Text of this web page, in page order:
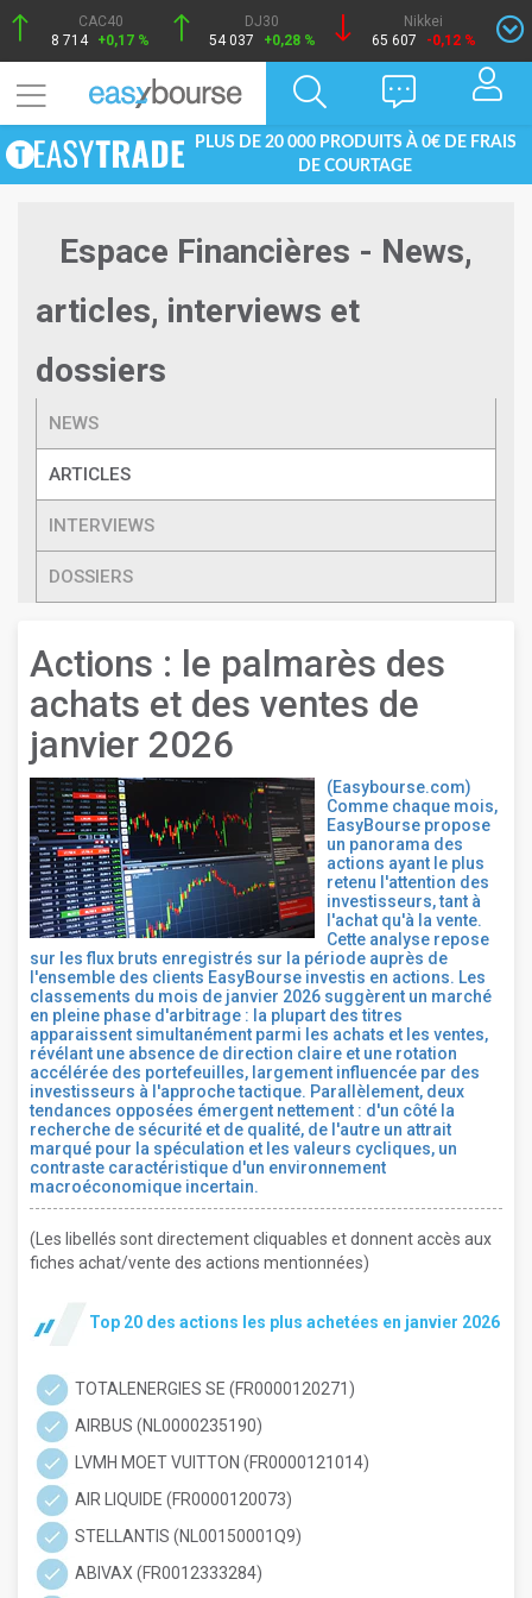
CAC40
8 714 +0,17 %
DJ30
54 037
+0,28 %
Nikkei
65 607
-0,12 %
PLUS DE 20 000 PRODUITS À 0€ DE FRAIS
DE COURTAGE
Espace Financières - News,
articles, interviews et
dossiers
NEWS
ARTICLES
INTERVIEWS
DOSSIERS
Actions : le palmarès des
achats et des ventes de
janvier 2026
(Easybourse.com)
Comme chaque mois,
EasyBourse propose
un panorama des
actions ayant le plus
retenu l'attention des
investisseurs, tant à
l'achat qu'à la vente.
Cette analyse repose
sur les flux bruts enregistrés sur la période auprès de
l'ensemble des clients EasyBourse investis en actions. Les
classements du mois de janvier 2026 suggèrent un marché
en pleine phase d'arbitrage : la plupart des titres
apparaissent simultanément parmi les achats et les ventes,
révélant une absence de direction claire et une rotation
accélérée des portefeuilles, largement influencée par des
investisseurs à l'approche tactique. Parallèlement, deux
tendances opposées émergent nettement : d'un côté la
recherche de sécurité et de qualité, de l'autre un attrait
marqué pour la spéculation et les valeurs cycliques, un
contraste caractéristique d'un environnement
macroéconomique incertain.
(Les libellés sont directement cliquables et donnent accès aux
fiches achat/vente des actions mentionnées)
Top 20 des actions les plus achetées en janvier 2026
TOTALENERGIES SE (FR0000120271)
AIRBUS (NL0000235190)
LVMH MOET VUITTON (FR0000121014)
AIR LIQUIDE (FR0000120073)
STELLANTIS (NL00150001Q9)
ABIVAX (FR0012333284)